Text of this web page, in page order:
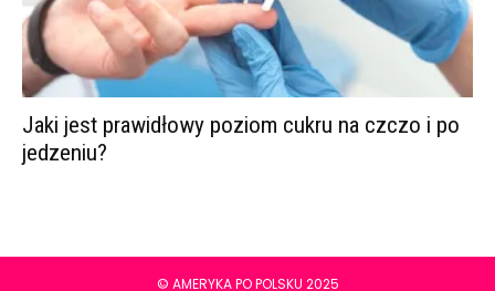
Jaki jest prawidłowy poziom cukru na czczo i po
jedzeniu?
© AMERYKA PO POLSKU 2025